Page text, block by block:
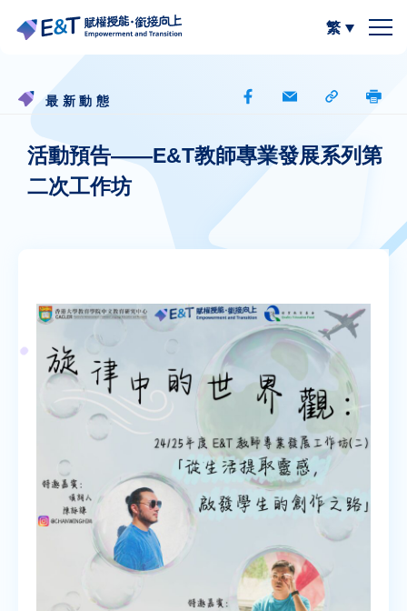
計劃內容
計劃成員
最新動態
計劃活動與發展
關於比賽
2024-25
作品集
資源區
閲讀教學資源
寫作教學資源
聆聽教學資源
説話教學資源
A A A
繁
最新動態
活動預告——E&T教師專業發展系列第
二次工作坊